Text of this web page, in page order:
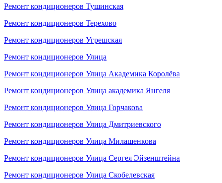
Ремонт кондиционеров Тушинская
Ремонт кондиционеров Терехово
Ремонт кондиционеров Угрешская
Ремонт кондиционеров Улица
Ремонт кондиционеров Улица Академика Королёва
Ремонт кондиционеров Улица академика Янгеля
Ремонт кондиционеров Улица Горчакова
Ремонт кондиционеров Улица Дмитриевского
Ремонт кондиционеров Улица Милашенкова
Ремонт кондиционеров Улица Сергея Эйзенштейна
Ремонт кондиционеров Улица Скобелевская